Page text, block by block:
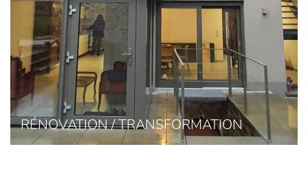
ALENTOURS / AMÉNAGEMENT
EXTÉRIEUR